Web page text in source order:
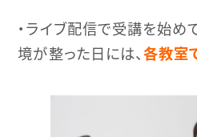
・ライブ配信で受講を始め
境が整った日には、各教室